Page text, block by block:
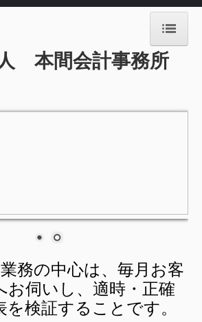
とは
務の中心は、毎月お客
伺いし、 適時・正確
を検証することです。